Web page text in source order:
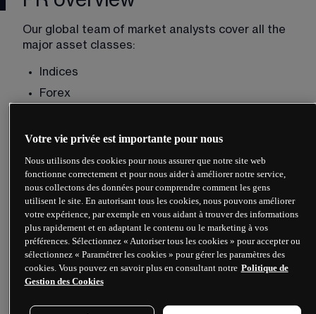
Our global team of market analysts cover all the
major asset classes:
Indices
Forex
Shares
ETFs
Rates and bonds
Fundamental analysis
Technical analysis
Economic data releases, such as US non-farm
payrolls, global interest rate decisions, GDP,
retail sales and much more
Votre vie privée est importante pour nous
Nous utilisons des cookies pour nous assurer que notre site web
fonctionne correctement et pour nous aider à améliorer notre service,
nous collectons des données pour comprendre comment les gens
utilisent le site. En autorisant tous les cookies, nous pouvons améliorer
votre expérience, par exemple en vous aidant à trouver des informations
plus rapidement et en adaptant le contenu ou le marketing à vos
préférences. Sélectionnez « Autoriser tous les cookies » pour accepter ou
sélectionnez « Paramétrer les cookies » pour gérer les paramètres des
cookies. Vous pouvez en savoir plus en consultant notre Politique de
Gestion des Cookies